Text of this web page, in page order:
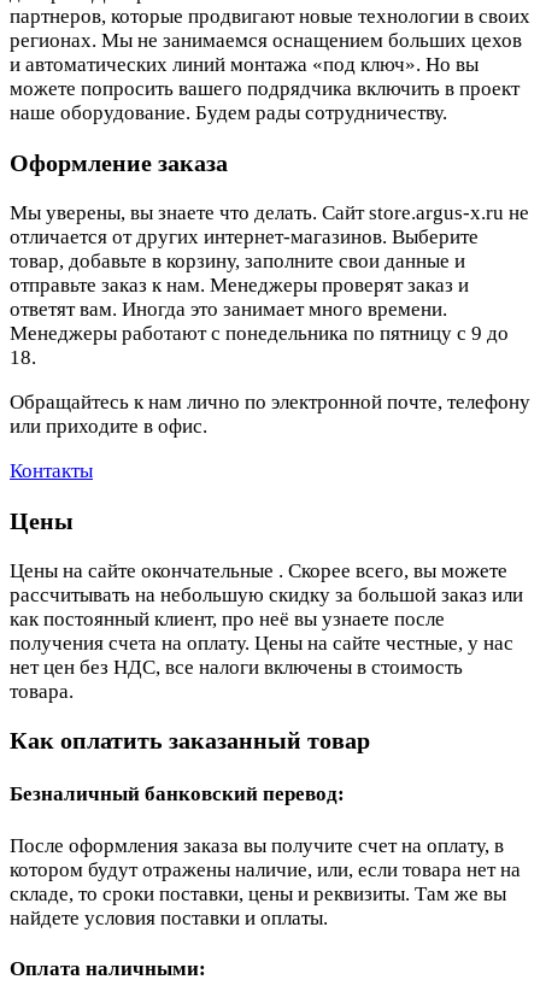
партнеров, которые продвигают новые технологии в своих
регионах. Мы не занимаемся оснащением больших цехов
и автоматических линий монтажа «под ключ». Но вы
можете попросить вашего подрядчика включить в проект
наше оборудование. Будем рады сотрудничеству.
Оформление заказа
Мы уверены, вы знаете что делать. Сайт store.argus-x.ru не
отличается от других интернет-магазинов. Выберите
товар, добавьте в корзину, заполните свои данные и
отправьте заказ к нам. Менеджеры проверят заказ и
ответят вам. Иногда это занимает много времени.
Менеджеры работают с понедельника по пятницу с 9 до
18.
Обращайтесь к нам лично по электронной почте, телефону
или приходите в офис.
Контакты
Цены
Цены на сайте окончательные . Скорее всего, вы можете
рассчитывать на небольшую скидку за большой заказ или
как постоянный клиент, про неё вы узнаете после
получения счета на оплату. Цены на сайте честные, у нас
нет цен без НДС, все налоги включены в стоимость
товара.
Как оплатить заказанный товар
Безналичный банковский перевод:
После оформления заказа вы получите счет на оплату, в
котором будут отражены наличие, или, если товара нет на
складе, то сроки поставки, цены и реквизиты. Там же вы
найдете условия поставки и оплаты.
Оплата наличными: